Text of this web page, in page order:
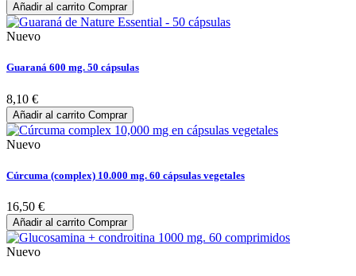
Añadir al carrito Comprar
Nuevo
Guaraná 600 mg. 50 cápsulas
8,10 €
Añadir al carrito Comprar
Nuevo
Cúrcuma (complex) 10.000 mg. 60 cápsulas vegetales
16,50 €
Añadir al carrito Comprar
Nuevo